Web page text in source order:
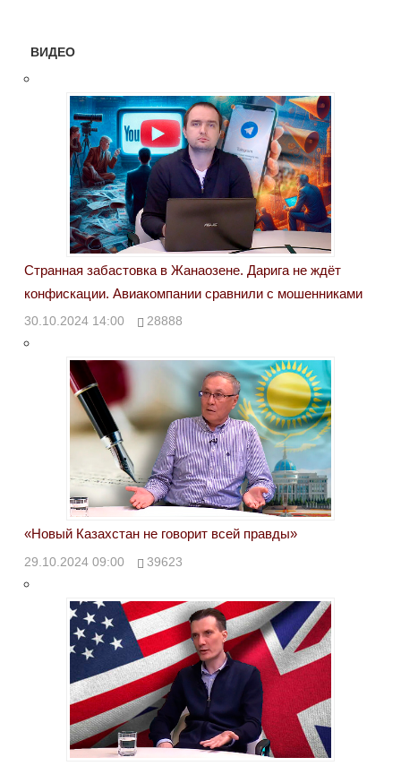
ВИДЕО
Странная забастовка в Жанаозене. Дарига не ждёт
конфискации. Авиакомпании сравнили с мошенниками
30.10.2024 14:00 28888
«Новый Казахстан не говорит всей правды»
29.10.2024 09:00 39623